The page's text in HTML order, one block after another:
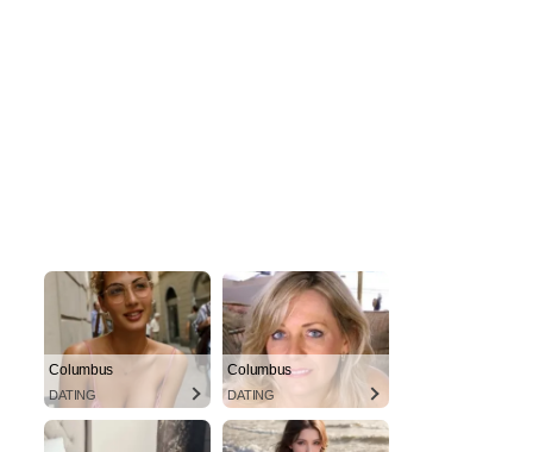
Columbus
DATING
Columbus
DATING